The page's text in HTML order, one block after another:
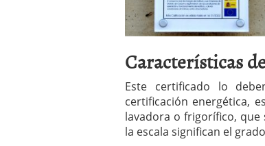
a los costes
¿Cuánto
Características
Este certificado lo
certificación energética,
lavadora o frigorífico, que
la escala significan el